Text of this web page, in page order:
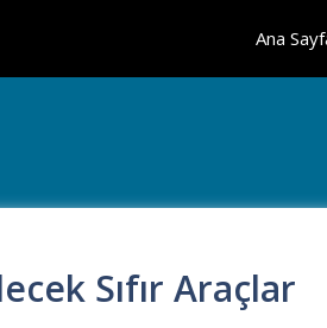
Ana
Sıfır Araçlar